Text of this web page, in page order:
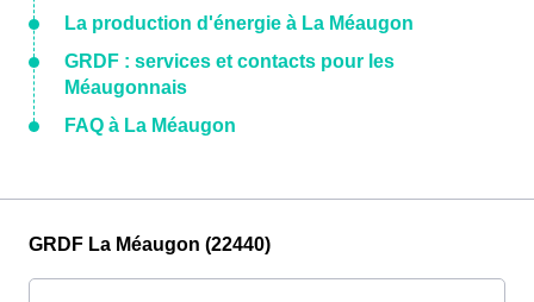
La production d'énergie à La Méaugon
GRDF : services et contacts pour les
Méaugonnais
FAQ à La Méaugon
GRDF La Méaugon (22440)